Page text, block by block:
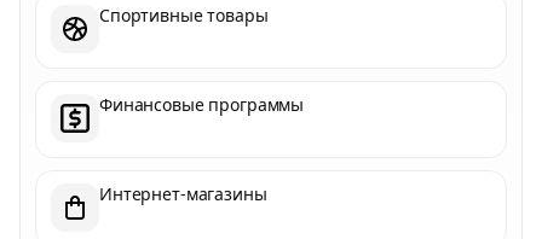
Спортивные товары
Финансовые программы
Интернет-магазины